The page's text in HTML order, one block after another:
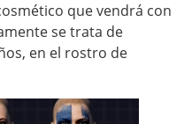
que vendrá con
se trata de
en el rostro de